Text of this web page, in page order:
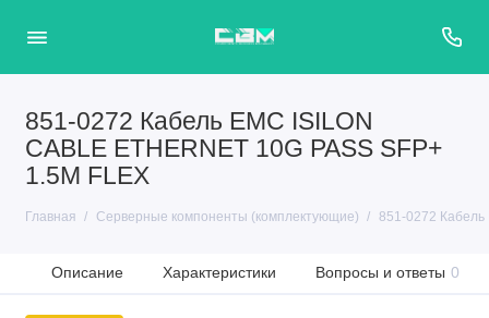
851-0272 Кабель EMC ISILON
CABLE ETHERNET 10G PASS SFP+
1.5M FLEX
Главная Серверные компоненты (комплектующие) 851-0272 Кабель
Описание Характеристики Вопросы и ответы 0